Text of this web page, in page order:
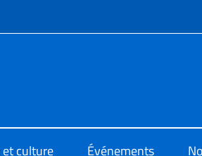
et culture Événements